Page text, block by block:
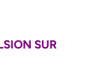
SUR